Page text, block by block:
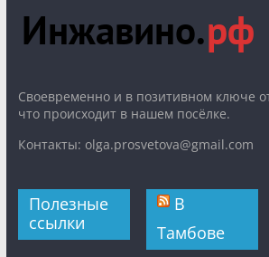
Cвоевременно и в позитивном ключе
что происходит в нашем посёлке.
Контакты: olga.prosvetova@gmail.com
Полезные
ссылки
В
Тамбове